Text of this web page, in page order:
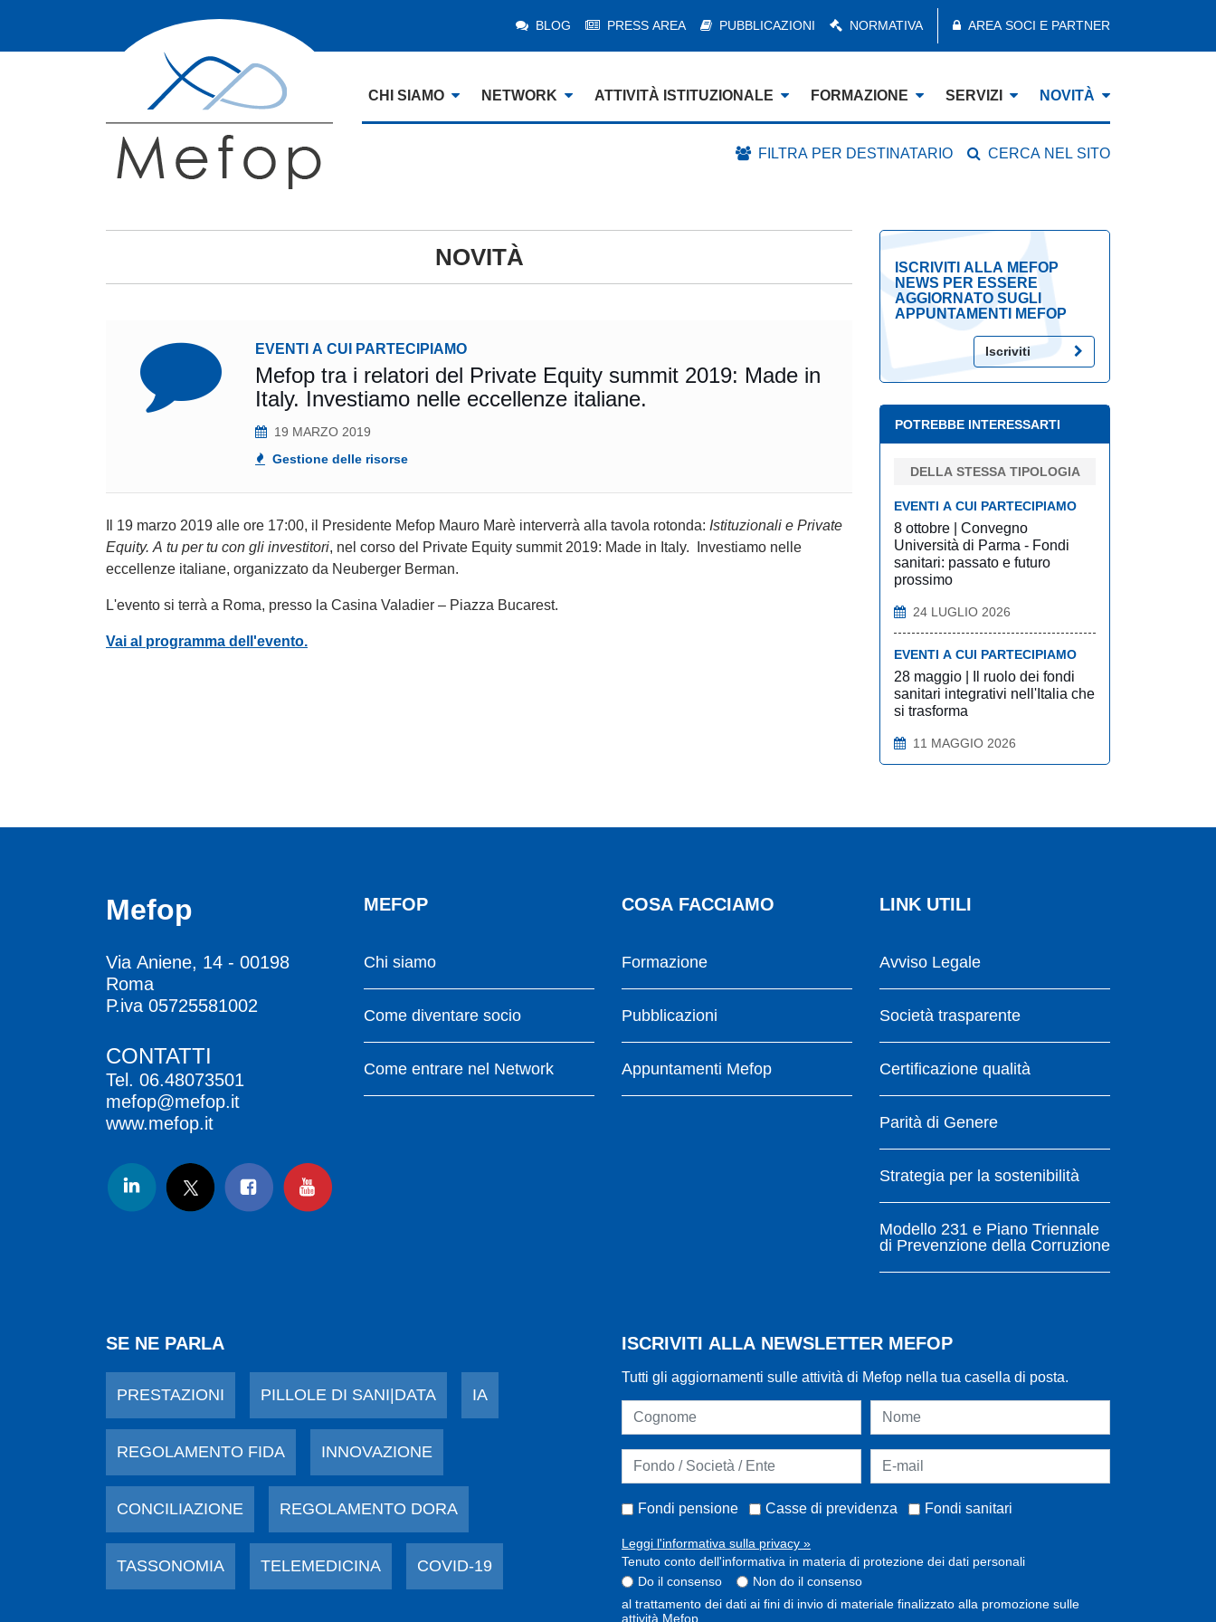
BLOG PRESS AREA PUBBLICAZIONI NORMATIVA AREA SOCI E PARTNER
CHI SIAMO NETWORK ATTIVITÀ ISTITUZIONALE FORMAZIONE SERVIZI NOVITÀ
FILTRA PER DESTINATARIO CERCA NEL SITO
NOVITÀ
EVENTI A CUI PARTECIPIAMO
Mefop tra i relatori del Private Equity summit 2019: Made in
Italy. Investiamo nelle eccellenze italiane.
19 MARZO 2019
Gestione delle risorse
Il 19 marzo 2019 alle ore 17:00, il Presidente Mefop Mauro Marè interverrà alla tavola rotonda: Istituzionali e Private
Equity. A tu per tu con gli investitori, nel corso del Private Equity summit 2019: Made in Italy. Investiamo nelle
eccellenze italiane, organizzato da Neuberger Berman.
L'evento si terrà a Roma, presso la Casina Valadier – Piazza Bucarest.
Vai al programma dell'evento.
ISCRIVITI ALLA MEFOP
NEWS PER ESSERE
AGGIORNATO SUGLI
APPUNTAMENTI MEFOP
Iscriviti
POTREBBE INTERESSARTI
DELLA STESSA TIPOLOGIA
EVENTI A CUI PARTECIPIAMO
8 ottobre | Convegno
Università di Parma - Fondi
sanitari: passato e futuro
prossimo
24 LUGLIO 2026
EVENTI A CUI PARTECIPIAMO
28 maggio | Il ruolo dei fondi
sanitari integrativi nell'Italia che
si trasforma
11 MAGGIO 2026
Mefop
Via Aniene, 14 - 00198
Roma
P.iva 05725581002
CONTATTI
Tel. 06.48073501
mefop@mefop.it
www.mefop.it
MEFOP
Chi siamo
Come diventare socio
Come entrare nel Network
COSA FACCIAMO
Formazione
Pubblicazioni
Appuntamenti Mefop
LINK UTILI
Avviso Legale
Società trasparente
Certificazione qualità
Parità di Genere
Strategia per la sostenibilità
Modello 231 e Piano Triennale
di Prevenzione della Corruzione
SE NE PARLA
PRESTAZIONI PILLOLE DI SANI|DATA IA
REGOLAMENTO FIDA INNOVAZIONE
CONCILIAZIONE REGOLAMENTO DORA
TASSONOMIA TELEMEDICINA COVID-19
ISCRIVITI ALLA NEWSLETTER MEFOP
Tutti gli aggiornamenti sulle attività di Mefop nella tua casella di posta.
Fondi pensione Casse di previdenza Fondi sanitari
Leggi l'informativa sulla privacy »
Tenuto conto dell'informativa in materia di protezione dei dati personali
Do il consenso
Non do il consenso
al trattamento dei dati ai fini di invio di materiale finalizzato alla promozione sulle
attività Mefop